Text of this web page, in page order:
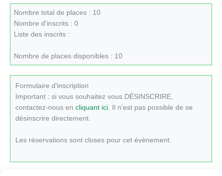
Nombre total de places : 10
Nombre d'inscrits : 0
Liste des inscrits :
Nombre de places disponibles : 10
Formulaire d'inscription
Important : si vous souhaitez vous DÉSINSCRIRE,
contactez-nous en cliquant ici. Il n'est pas possible de se
désinscrire directement.
Les réservations sont closes pour cet évènement.